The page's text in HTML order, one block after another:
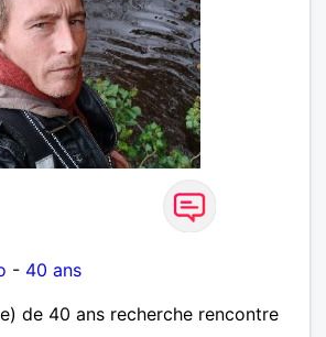
- 40 ans
de 40 ans recherche rencontre